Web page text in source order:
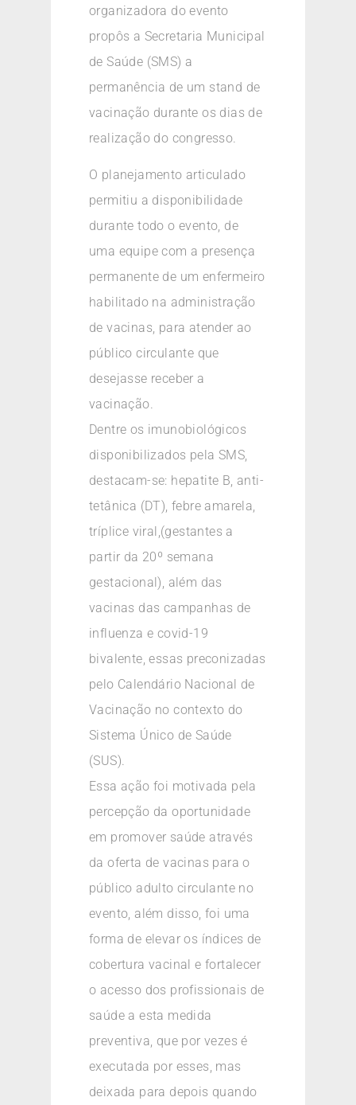
organizadora do evento
propôs a Secretaria Municipal
de Saúde (SMS) a
permanência de um stand de
vacinação durante os dias de
realização do congresso.
O planejamento articulado
permitiu a disponibilidade
durante todo o evento, de
uma equipe com a presença
permanente de um enfermeiro
habilitado na administração
de vacinas, para atender ao
público circulante que
desejasse receber a
vacinação.
Dentre os imunobiológicos
disponibilizados pela SMS,
destacam-se: hepatite B, anti-
tetânica (DT), febre amarela,
tríplice viral,(gestantes a
partir da 20º semana
gestacional), além das
vacinas das campanhas de
influenza e covid-19
bivalente, essas preconizadas
pelo Calendário Nacional de
Vacinação no contexto do
Sistema Único de Saúde
(SUS).
Essa ação foi motivada pela
percepção da oportunidade
em promover saúde através
da oferta de vacinas para o
público adulto circulante no
evento, além disso, foi uma
forma de elevar os índices de
cobertura vacinal e fortalecer
o acesso dos profissionais de
saúde a esta medida
preventiva, que por vezes é
executada por esses, mas
deixada para depois quando